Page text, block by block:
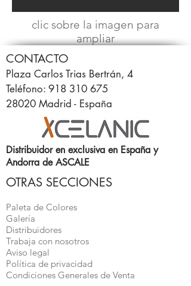
clic sobre la imagen para
ampliar
CONTACTO
Plaza Carlos Trias Bertrán, 4
Teléfono: 918 310 675
28020 Madrid - España
Distribuidor en exclusiva en España y
Andorra de ASCALE
OTRAS SECCIONES
Paleta de Colores
Galería
Distribuidores
Trabaja con nosotros
Aviso legal
Política de privacidad
Condiciones Generales de Venta